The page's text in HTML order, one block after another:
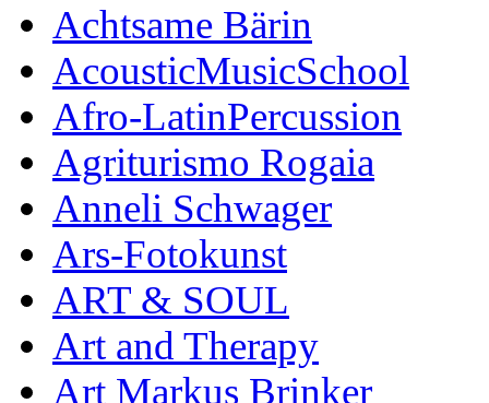
Achtsame Bärin
AcousticMusicSchool
Afro-LatinPercussion
Agriturismo Rogaia
Anneli Schwager
Ars-Fotokunst
ART & SOUL
Art and Therapy
Art Markus Brinker